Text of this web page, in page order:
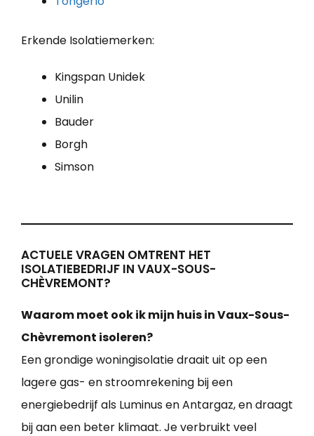
Erkende Isolatiemerken:
Kingspan Unidek
Unilin
Bauder
Borgh
Simson
ACTUELE VRAGEN OMTRENT HET
ISOLATIEBEDRIJF IN VAUX-SOUS-
CHÈVREMONT?
Waarom moet ook ik mijn huis in Vaux-Sous-
Chèvremont isoleren?
Een grondige woningisolatie draait uit op een
lagere gas- en stroomrekening bij een
energiebedrijf als Luminus en Antargaz, en draagt
bij aan een beter klimaat. Je verbruikt veel